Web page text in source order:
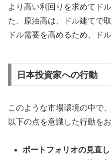
より高い利回りを求めてド
た、原油高は、ドル建てで
ドル需要を高めるため、ド
日本投資家への行動
このような市場環境の中で
以下の点を意識した行動を
ポートフォリオの見直し